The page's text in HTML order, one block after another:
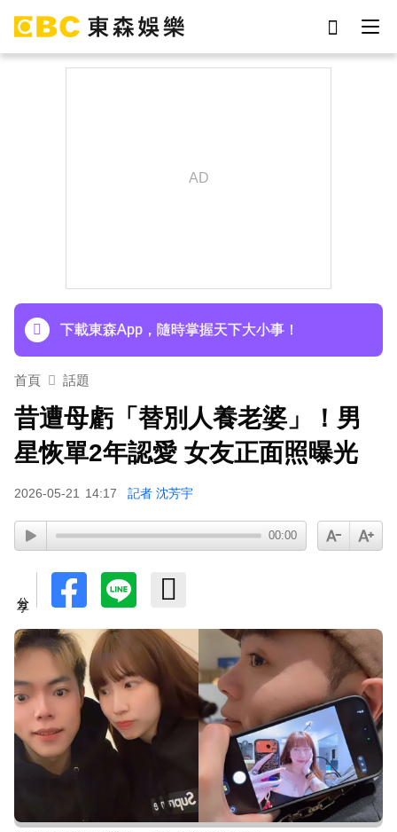
下載東森App，隨時掌握天下大小事！
首頁 話題
昔遭母虧「替別人養老婆」！男
星恢單2年認愛 女友正面照曝光
2026-05-21 14:17 記者 沈芳宇
00:00